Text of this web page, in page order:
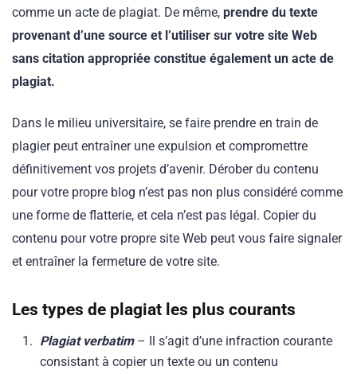
comme un acte de plagiat. De même, prendre du texte
provenant d’une source et l’utiliser sur votre site Web
sans citation appropriée constitue également un acte de
plagiat.
Dans le milieu universitaire, se faire prendre en train de
plagier peut entraîner une expulsion et compromettre
définitivement vos projets d’avenir. Dérober du contenu
pour votre propre blog n’est pas non plus considéré comme
une forme de flatterie, et cela n’est pas légal. Copier du
contenu pour votre propre site Web peut vous faire signaler
et entraîner la fermeture de votre site.
Les types de plagiat les plus courants
Plagiat verbatim– Il s’agit d’une infraction courante
consistant à copier un texte ou un contenu